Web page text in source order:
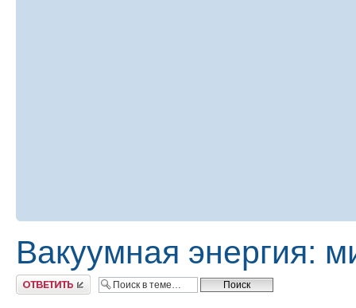
Вакуумная энергия:
Ответить